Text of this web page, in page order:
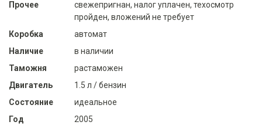
Прочее
свежепригнан, налог уплачен, техосмотр
пройден, вложений не требует
Коробка
автомат
Наличие
в наличии
Таможня
растаможен
Двигатель
1.5 л / бензин
Состояние
идеальное
Год
2005